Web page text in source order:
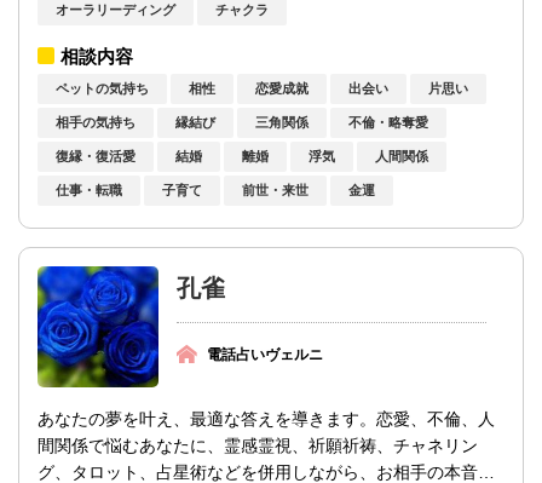
オーラリーディング チャクラ
相談内容
ペットの気持ち 相性 恋愛成就 出会い 片思い
相手の気持ち 縁結び 三角関係 不倫・略奪愛
復縁・復活愛 結婚 離婚 浮気 人間関係
仕事・転職 子育て 前世・来世 金運
孔雀
電話占いヴェルニ
あなたの夢を叶え、最適な答えを導きます。恋愛、不倫、人
間関係で悩むあなたに、霊感霊視、祈願祈祷、チャネリン
グ、タロット、占星術などを併用しながら、お相手の本音、